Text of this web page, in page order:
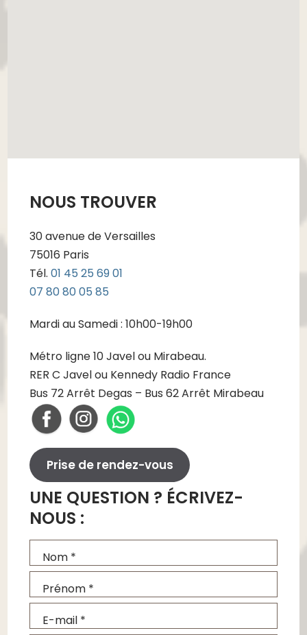
NOUS TROUVER
30 avenue de Versailles
75016 Paris
Tél.01 45 25 69 01
07 80 80 05 85
Mardi au Samedi : 10h00-19h00
Métro ligne 10 Javel ou Mirabeau.
RER C Javel ou Kennedy Radio France
Bus 72 Arrêt Degas – Bus 62 Arrêt Mirabeau
Prise de rendez-vous
UNE QUESTION ? ÉCRIVEZ-
NOUS :